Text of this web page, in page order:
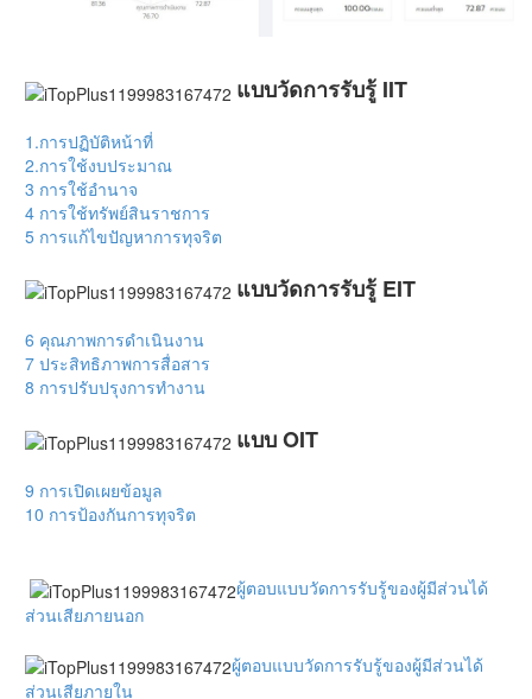
แบบวัดการรับรู้ IIT
1.การปฏิบัติหน้าที่
2.การใช้งบประมาณ
3 การใช้อำนาจ
4 การใช้ทรัพย์สินราชการ
5 การแก้ไขปัญหาการทุจริต
แบบวัดการรับรู้ EIT
6 คุณภาพการดำเนินงาน
7 ประสิทธิภาพการสื่อสาร
8 การปรับปรุงการทำงาน
แบบ OIT
9 การเปิดเผยข้อมูล
10 การป้องกันการทุจริต
ผู้ตอบแบบวัดการรับรู้ของผู้มีส่วนได้
ส่วนเสียภายนอก
ผู้ตอบแบบวัดการรับรู้ของผู้มีส่วนได้
ส่วนเสียภายใน